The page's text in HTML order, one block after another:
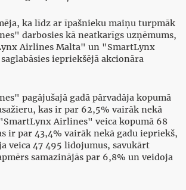
ka līdz ar īpašnieku maiņu turpmāk
darbosies kā neatkarīgs uzņēmums,
Airlines Malta" un "SmartLynx
iepriekšējā akcionāra
pagājušajā gadā pārvadāja kopumā
kas ir par 62,5% vairāk nekā
Airlines" veica kopumā 68
ir par 43,4% vairāk nekā gadu iepriekš,
veica 47 495 lidojumus, savukārt
samazinājās par 6,8% un veidoja